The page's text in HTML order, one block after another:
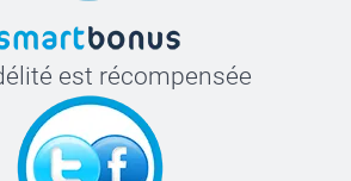
utilisation, enfoncez à moitié le
assurer qu’il est encré ou faites un
de papier.
directement sur le tissu.
avant de laver le vêtement.
est récompensée